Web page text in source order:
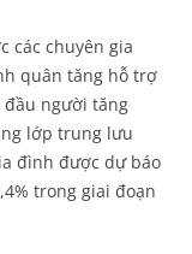
các chuyên gia
quân tăng hỗ trợ
người tăng
lớp trung lưu
đình được dự báo
trong giai đoạn